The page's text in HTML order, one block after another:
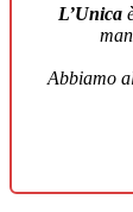
L’Unica
Abbiamo